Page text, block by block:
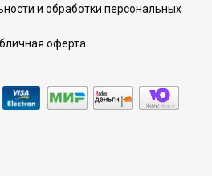
и обработки персональных
оферта